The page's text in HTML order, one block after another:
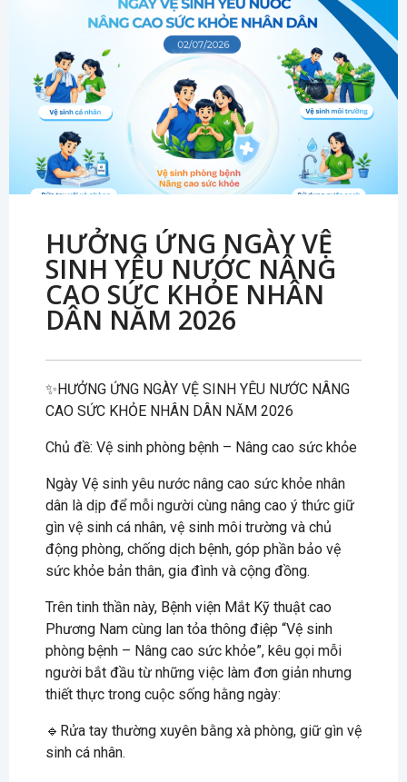
HƯỞNG ỨNG NGÀY VỆ
SINH YÊU NƯỚC NÂNG
CAO SỨC KHỎE NHÂN
DÂN NĂM 2026
✨HƯỞNG ỨNG NGÀY VỆ SINH YÊU NƯỚC NÂNG
CAO SỨC KHỎE NHÂN DÂN NĂM 2026
Chủ đề: Vệ sinh phòng bệnh – Nâng cao sức khỏe
Ngày Vệ sinh yêu nước nâng cao sức khỏe nhân
dân là dịp để mỗi người cùng nâng cao ý thức giữ
gìn vệ sinh cá nhân, vệ sinh môi trường và chủ
động phòng, chống dịch bệnh, góp phần bảo vệ
sức khỏe bản thân, gia đình và cộng đồng.
Trên tinh thần này, Bệnh viện Mắt Kỹ thuật cao
Phương Nam cùng lan tỏa thông điệp “Vệ sinh
phòng bệnh – Nâng cao sức khỏe”, kêu gọi mỗi
người bắt đầu từ những việc làm đơn giản nhưng
thiết thực trong cuộc sống hằng ngày:
🔹Rửa tay thường xuyên bằng xà phòng, giữ gìn vệ
sinh cá nhân.